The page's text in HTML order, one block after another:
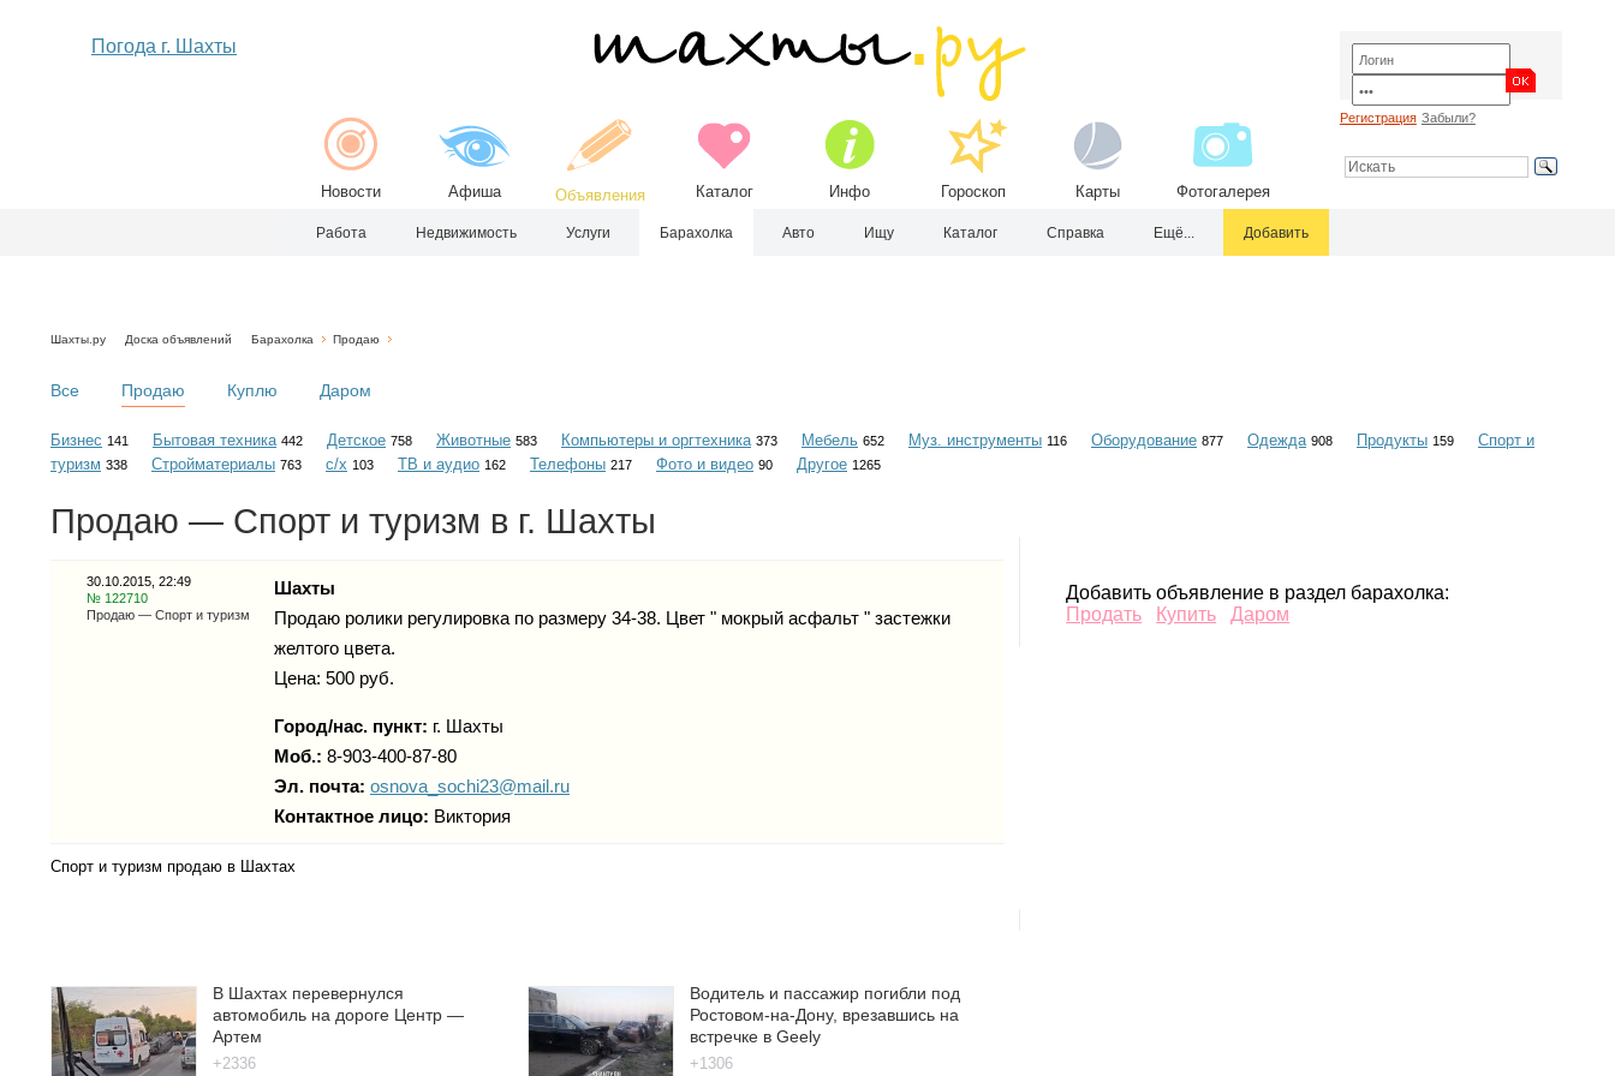
Погода г. Шахты
Новости Афиша Объявления Каталог Инфо Гороскоп Карты Фотогалерея
Регистрация Забыли?
Работа Недвижимость Услуги Барахолка Авто Ищу Каталог Справка Ещё... Добавить
Шахты.ру Доска объявлений Барахолка Продаю
Все Продаю Куплю Даром
Бизнес 141 Бытовая техника 442 Детское 758 Животные 583 Компьютеры и оргтехника 373 Мебель 652 Муз. инструменты 116 Оборудование 877 Одежда 908 Продукты 159
Спорт и
туризм 338 Стройматериалы 763 с/х 103 ТВ и аудио 162 Телефоны 217 Фото и видео 90 Другое 1265
Продаю — Спорт и туризм в г. Шахты
30.10.2015, 22:49
№ 122710
Продаю — Спорт и туризм
Шахты
Продаю ролики регулировка по размеру 34-38. Цвет " мокрый асфальт " застежки
желтого цвета.
Цена: 500 руб.
Город/нас. пункт: г. Шахты
Моб.: 8-903-400-87-80
Эл. почта: osnova_sochi23@mail.ru
Контактное лицо: Виктория
Спорт и туризм продаю в Шахтах
Добавить объявление в раздел барахолка:
Продать
Купить Даром
В Шахтах перевернулся
автомобиль на дороге Центр —
Артем
+2336
Водитель и пассажир погибли под
Ростовом-на-Дону, врезавшись на
встречке в Geely
+1306